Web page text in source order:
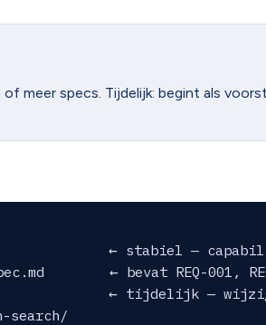
of meer specs. Tijdelijk: begint als
← stabiel —
← bevat REQ-001,
← tijdelijk —
search/